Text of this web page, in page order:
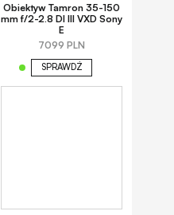
Obiektyw Tamron 35-150
mm f/2-2.8 DI III VXD Sony
E
7099 PLN
SPRAWDŹ